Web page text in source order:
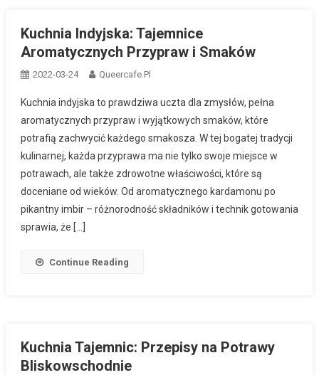
Kuchnia Indyjska: Tajemnice
Aromatycznych Przypraw i Smaków
2022-03-24 Queercafe.pl
Kuchnia indyjska to prawdziwa uczta dla zmysłów, pełna
aromatycznych przypraw i wyjątkowych smaków, które
potrafią zachwycić każdego smakosza. W tej bogatej tradycji
kulinarnej, każda przyprawa ma nie tylko swoje miejsce w
potrawach, ale także zdrowotne właściwości, które są
doceniane od wieków. Od aromatycznego kardamonu po
pikantny imbir – różnorodność składników i technik gotowania
sprawia, że […]
Continue Reading
Kuchnia Tajemnic: Przepisy na Potrawy
Bliskowschodnie